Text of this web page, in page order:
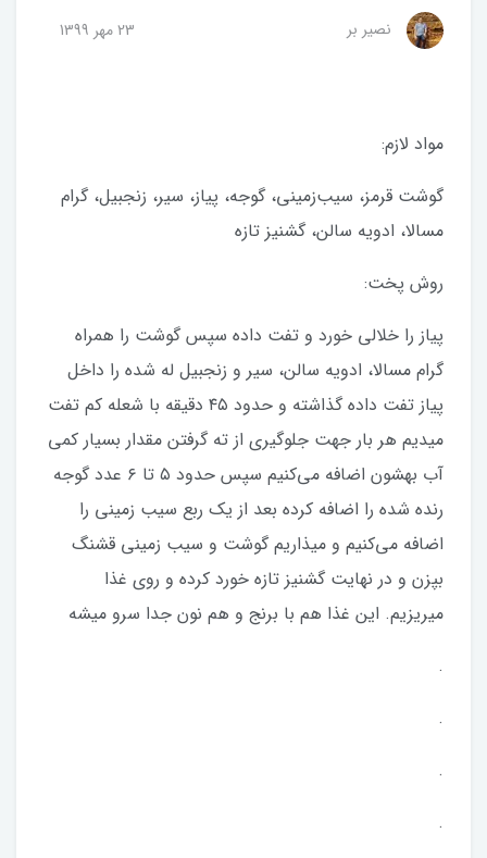
نصیر بر 23 مهر 1399
مواد لازم:
گوشت قرمز، سیب‌زمینی، گوجه، پیاز، سیر، زنجبیل، گرام
مسالا، ادویه سالن، گشنیز تازه
روش پخت:
پیاز را خلالی خورد و تفت داده سپس گوشت را همراه
گرام مسالا، ادویه سالن، سیر و زنجبیل له شده را داخل
پیاز تفت داده گذاشته و حدود ۴۵ دقیقه با شعله کم تفت
میدیم هر بار جهت جلوگیری از ته گرفتن مقدار بسیار کمی
آب بهشون اضافه می‌کنیم سپس حدود ۵ تا ۶ عدد گوجه
رنده شده را اضافه کرده بعد از یک ربع سیب زمینی را
اضافه می‌کنیم و میذاریم گوشت و سیب زمینی قشنگ
بپزن و در نهایت گشنیز تازه خورد کرده و روی غذا
میریزیم. این غذا هم با برنج و هم نون جدا سرو میشه
.
.
.
.